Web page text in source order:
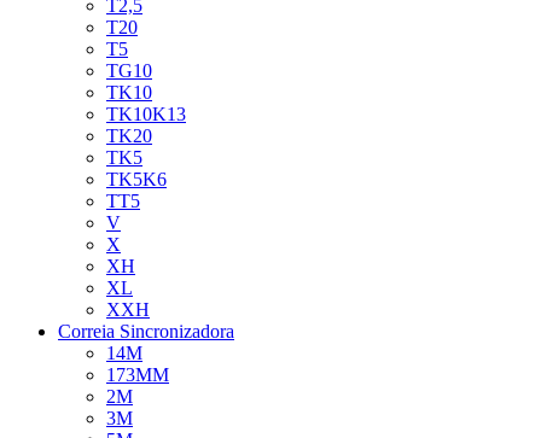
T2,5
T20
T5
TG10
TK10
TK10K13
TK20
TK5
TK5K6
TT5
V
X
XH
XL
XXH
Correia Sincronizadora
14M
173MM
2M
3M